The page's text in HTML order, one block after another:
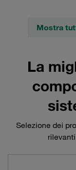
Mostra
La
Selezione dei